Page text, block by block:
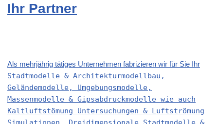
Ihr Partner
Als mehrjährig tätiges Unternehmen fabrizieren wir für Sie Ihr
Stadtmodelle & Architekturmodellbau,
Geländemodelle, Umgebungsmodelle,
Massenmodelle & Gipsabdruckmodelle wie auch
Kaltluftstömung Untersuchungen & Luftströmung